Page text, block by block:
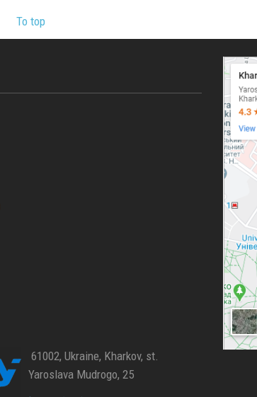
To top
61002, Ukraine, Kharkov, st.
Yaroslava Mudrogo, 25